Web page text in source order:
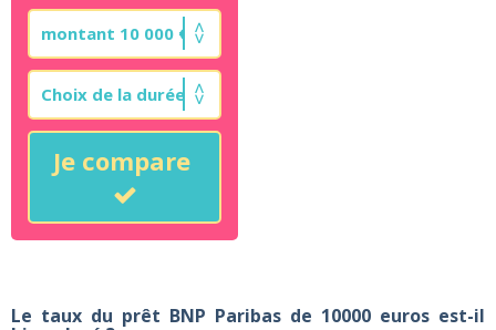
Je compare
Le taux du prêt BNP Paribas de 10000 euros est-il